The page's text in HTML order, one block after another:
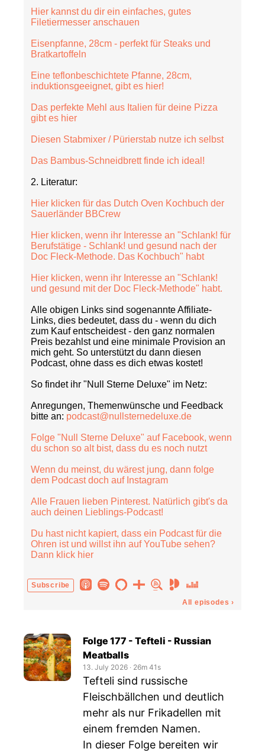
Hier kannst du dir ein einfaches, gutes
Filetiermesser anschauen
Eisenpfanne, 28cm - perfekt für Steaks und
Bratkartoffeln
Eine teflonbeschichtete Pfanne, 28cm,
induktionsgeeignet, gibt es hier!
Das perfekte Mehl aus Italien für deine Pizza
gibt es hier
Diesen Stabmixer / Pürierstab nutze ich selbst
Das Bambus-Schneidbrett finde ich ideal!
2. Literatur:
Hier klicken für das Dutch Oven Kochbuch der
Sauerländer BBCrew
Hier klicken, wenn ihr Interesse an "Schlank! für
Berufstätige - Schlank! und gesund nach der
Doc Fleck-Methode. Das Kochbuch" habt
Hier klicken, wenn ihr Interesse an "Schlank!
und gesund mit der Doc Fleck-Methode" habt.
Alle obigen Links sind sogenannte Affiliate-
Links, dies bedeutet, dass du - wenn du dich
zum Kauf entscheidest - den ganz normalen
Preis bezahlst und eine minimale Provision an
mich geht. So unterstützt du dann diesen
Podcast, ohne dass es dich etwas kostet!
So findet ihr "Null Sterne Deluxe" im Netz:
Anregungen, Themenwünsche und Feedback
bitte an: podcast@nullsternedeluxe.de
Folge "Null Sterne Deluxe" auf Facebook, wenn
du schon so alt bist, dass du es noch nutzt
Wenn du meinst, du wärest jung, dann folge
dem Podcast doch auf Instagram
Alle Frauen lieben Pinterest. Natürlich gibt's da
auch deinen Lieblings-Podcast!
Du hast nicht kapiert, dass ein Podcast für die
Ohren ist und willst ihn auf YouTube sehen?
Dann klick hier
Subscribe
All episodes ›
Folge 177 - Tefteli - Russian
Meatballs
13. July 2026 ‧ 26m 41s
Tefteli sind russische
Fleischbällchen und deutlich
mehr als nur Frikadellen mit
einem fremden Namen.
In dieser Folge bereiten wir